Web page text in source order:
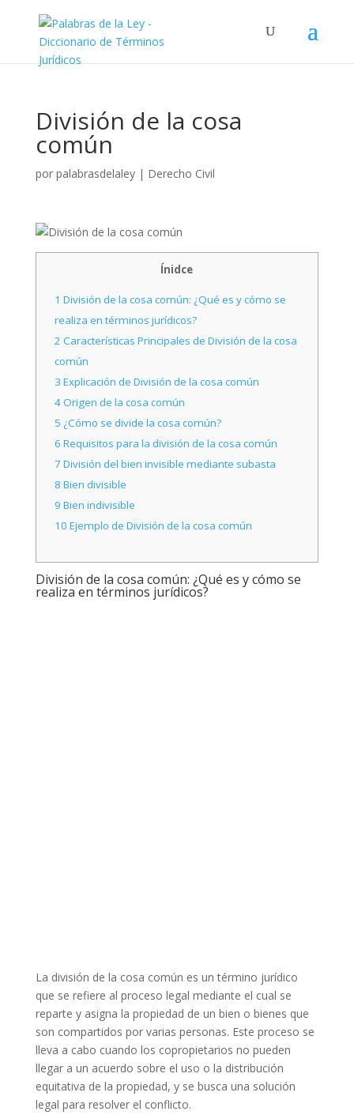
División de la cosa
común
por palabrasdelaley| Derecho Civil
Ínidce
1 División de la cosa común: ¿Qué es y cómo se
realiza en términos jurídicos?
2 Características Principales de División de la cosa
común
3 Explicación de División de la cosa común
4Origen de la cosa común
5 ¿Cómo se divide la cosa común?
6 Requisitos para la división de la cosa común
7 División del bien invisible mediante subasta
8 Bien divisible
9 Bien indivisible
10 Ejemplo de División de la cosa común
División de la cosa común: ¿Qué es y cómo se
realiza en términos jurídicos?
La división de la cosa común es un término jurídico
que se refiere al proceso legal mediante el cual se
reparte y asigna la propiedad de un bien o bienes que
son compartidos por varias personas. Este proceso se
lleva a cabo cuando los copropietarios no pueden
llegar a un acuerdo sobre el uso o la distribución
equitativa de la propiedad, y se busca una solución
legal para resolver el conflicto.